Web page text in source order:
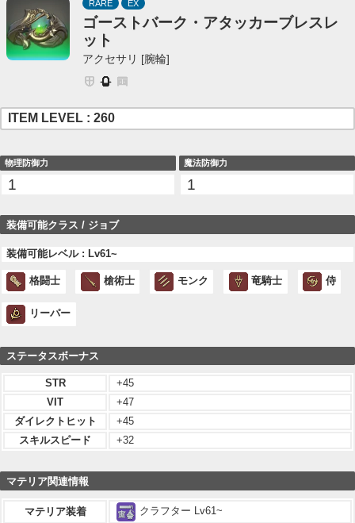
RARE EX
ゴーストバーク・アタッカーブレスレ
ット
アクセサリ [腕輪]
ITEM LEVEL : 260
物理防御力
1
魔法防御力
1
装備可能クラス / ジョブ
装備可能レベル : Lv61~
格闘士 槍術士 モンク 竜騎士 侍
リーパー
ステータスボーナス
STR
+45
VIT
+47
ダイレクトヒット
+45
スキルスピード
+32
マテリア関連情報
マテリア装着 クラフター Lv61~